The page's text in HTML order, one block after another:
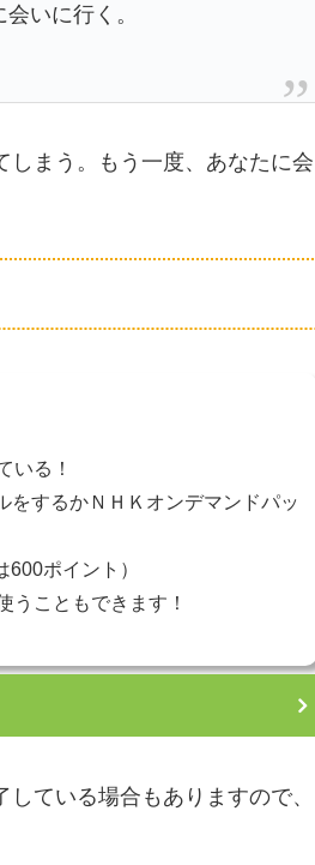
いに行く。
しまう。もう一度、あなたに会
いる！
をするかＮＨＫオンデマンドパッ
ポイント）
うこともできます！
ている場合もありますので、